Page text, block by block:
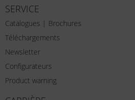
SERVICE
Catalogues | Brochures
Téléchargements
Newsletter
Configurateurs
Product warning